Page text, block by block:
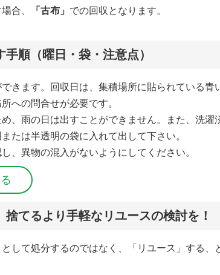
合、 「古布」 での回収となります。
順（曜日・袋・注意点）
きます。回収日は、集積場所に貼られている青
への問合せが必要です。
、雨の日は出すことができません。また、洗濯
たは半透明の袋に入れて出して下さい。
、異物の混入がないようにしてください。
てるより手軽なリユースの検討を！
して処分するのではなく、「リユース」する、